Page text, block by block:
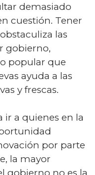
demasiado
cuestión. Tener
las
gobierno,
popular que
ayuda a las
y frescas.
a quienes en la
por parte
la mayor